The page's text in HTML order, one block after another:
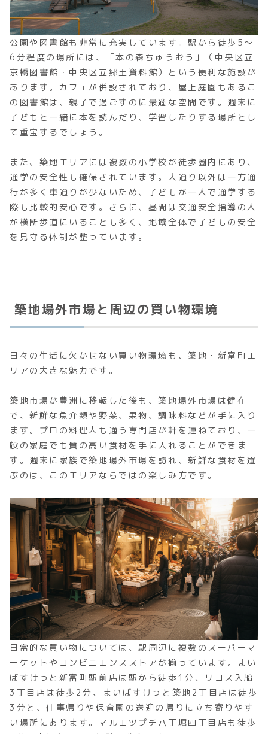
公園や図書館も非常に充実しています。駅から徒歩5〜
6分程度の場所には、「本の森ちゅうおう」（中央区立
京橋図書館・中央区立郷土資料館）という便利な施設が
あります。カフェが併設されており、屋上庭園もあるこ
の図書館は、親子で過ごすのに最適な空間です。週末に
子どもと一緒に本を読んだり、学習したりする場所とし
て重宝するでしょう。
また、築地エリアには複数の小学校が徒歩圏内にあり、
通学の安全性も確保されています。大通り以外は一方通
行が多く車通りが少ないため、子どもが一人で通学する
際も比較的安心です。さらに、昼間は交通安全指導の人
が横断歩道にいることも多く、地域全体で子どもの安全
を見守る体制が整っています。
築地場外市場と周辺の買い物環境
日々の生活に欠かせない買い物環境も、築地・新富町エ
リアの大きな魅力です。
築地市場が豊洲に移転した後も、築地場外市場は健在
で、新鮮な魚介類や野菜、果物、調味料などが手に入り
ます。プロの料理人も通う専門店が軒を連ねており、一
般の家庭でも質の高い食材を手に入れることができま
す。週末に家族で築地場外市場を訪れ、新鮮な食材を選
ぶのは、このエリアならではの楽しみ方です。
日常的な買い物については、駅周辺に複数のスーパーマ
ーケットやコンビニエンスストアが揃っています。まい
ばすけっと新富町駅前店は駅から徒歩1分、リコス入船
3丁目店は徒歩2分、まいばすけっと築地2丁目店は徒歩
3分と、仕事帰りや保育園の送迎の帰りに立ち寄りやす
い場所にあります。マルエツプチ八丁堀四丁目店も徒歩